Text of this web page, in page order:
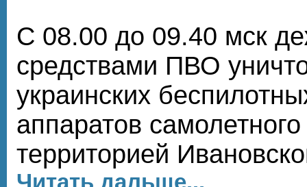
С 08.00 до 09.40 мск
средствами ПВО
украинских
аппаратов
территорией
Читать дальше...